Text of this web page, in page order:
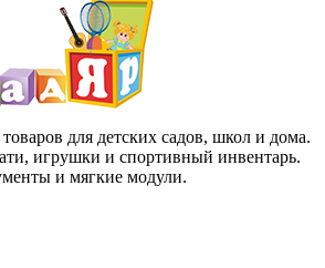
для детских садов, школ и дома.
игрушки и спортивный инвентарь.
и мягкие модули.